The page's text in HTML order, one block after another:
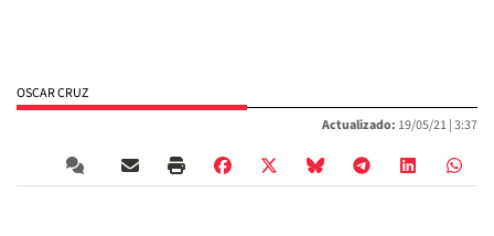
OSCAR CRUZ
Actualizado: 19/05/21 |3:37